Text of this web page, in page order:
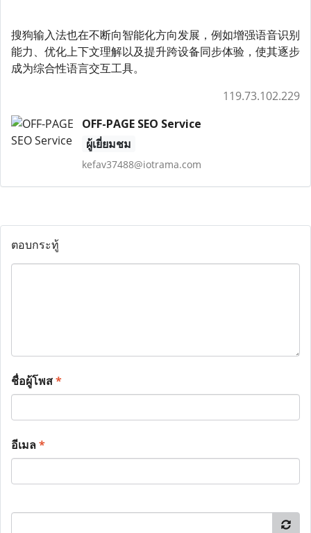
搜狗输入法也在不断向智能化方向发展，例如增强语音识别
能力、优化上下文理解以及提升跨设备同步体验，使其逐步
成为综合性语言交互工具。
119.73.102.229
OFF-PAGE SEO Service
ผู้เยี่ยมชม
kefav37488@iotrama.com
ตอบกระทู้
ชื่อผู้โพส*
อีเมล*